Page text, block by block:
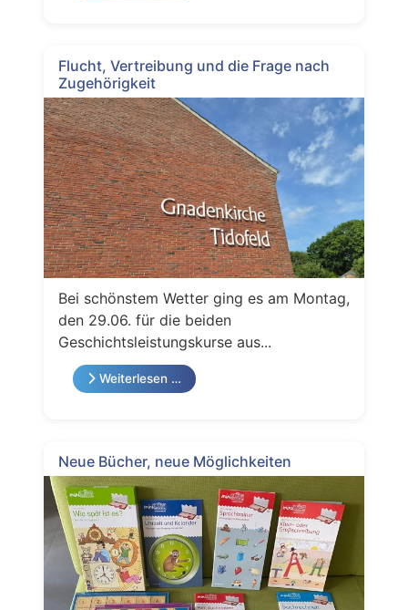
Flucht, Vertreibung und die Frage nach
Zugehörigkeit
Bei schönstem Wetter ging es am Montag,
den 29.06. für die beiden
Geschichtsleistungskurse aus...
Weiterlesen …
Neue Bücher, neue Möglichkeiten